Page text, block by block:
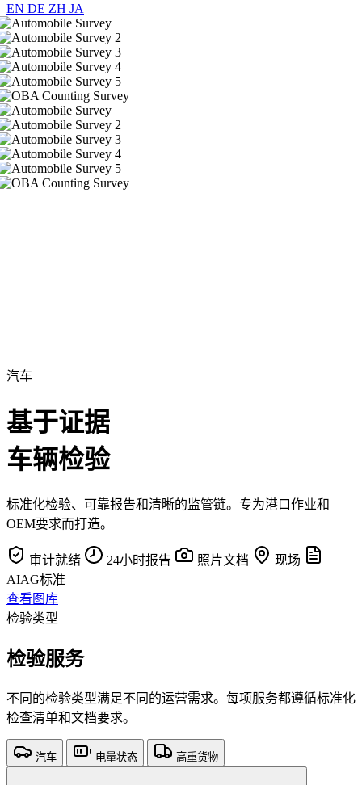
EN DE ZH JA
汽车
基于证据
车辆检验
标准化检验、可靠报告和清晰的监管链。专为港口作业和
OEM要求而打造。
审计就绪 24小时报告 照片文档
现场
AIAG标准
查看图库
检验类型
检验服务
不同的检验类型满足不同的运营需求。每项服务都遵循标准化
检查清单和文档要求。
汽车 电量状态 高重货物